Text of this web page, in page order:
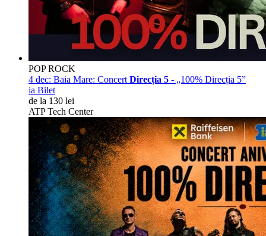
POP ROCK
4 dec: Baia Mare: Concert Direcția 5 - „100% Direcția 5”
ia Bilet
de la 130 lei
ATP Tech Center